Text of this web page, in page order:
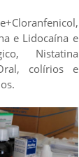
e Lidocaína e
Nistatina
colírios e